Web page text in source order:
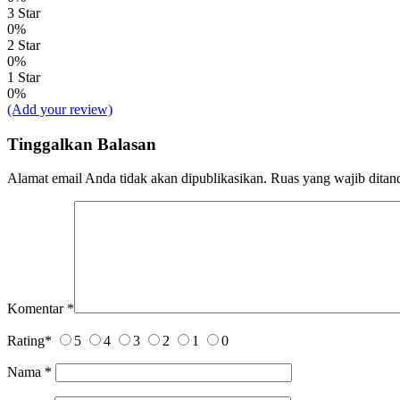
3 Star
0%
2 Star
0%
1 Star
0%
(Add your review)
Tinggalkan Balasan
Alamat email Anda tidak akan dipublikasikan. Ruas yang wajib
Komentar *
Rating* 5 4 3 2 1 0
Nama *